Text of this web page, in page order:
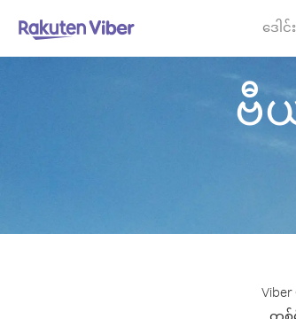
ဒေါ
ဗီ